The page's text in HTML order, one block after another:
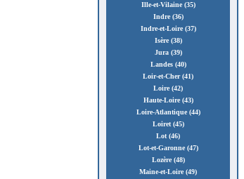
Ille-et-Vilaine (35)
Indre (36)
Indre-et-Loire (37)
Isère (38)
Jura (39)
Landes (40)
Loir-et-Cher (41)
Loire (42)
Haute-Loire (43)
Loire-Atlantique (44)
Loiret (45)
Lot (46)
Lot-et-Garonne (47)
Lozère (48)
Maine-et-Loire (49)